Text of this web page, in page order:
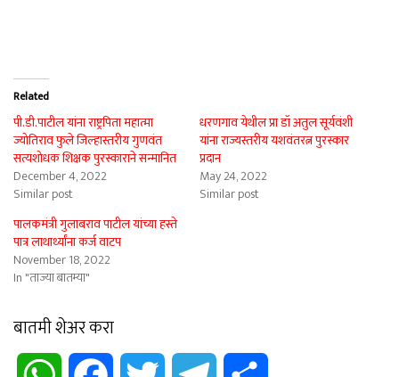
Related
पी.डी.पाटील यांना राष्ट्रपिता महात्मा
ज्योतिराव फुले जिल्हास्तरीय गुणवंत
सत्यशोधक शिक्षक पुरस्काराने सन्मानित
December 4, 2022
Similar post
धरणगाव येथील प्रा डॉ अतुल सूर्यवंशी
यांना राज्यस्तरीय यशवंतरत्न पुरस्कार
प्रदान
May 24, 2022
Similar post
पालकमंत्री गुलाबराव पाटील यांच्या हस्ते
पात्र लाथार्थ्यांना कर्ज वाटप
November 18, 2022
In "ताज्या बातम्या"
बातमी शेअर करा